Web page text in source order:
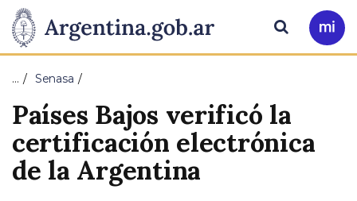
Presidencia
de
la
Nación
Pasar al contenido principal
Ir
a
Buscar
… Senasa
Países Bajos verificó la
certificación electrónica
de la Argentina